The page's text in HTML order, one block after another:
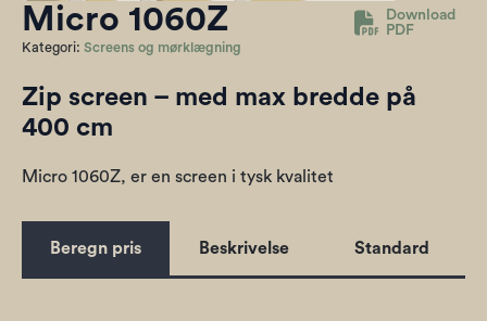
Micro 1060Z
Kategori: Screens og mørklægning
Download
PDF
Zip screen – med max bredde på
400 cm
Micro 1060Z, er en screen i tysk kvalitet
Beregn pris Beskrivelse Standard